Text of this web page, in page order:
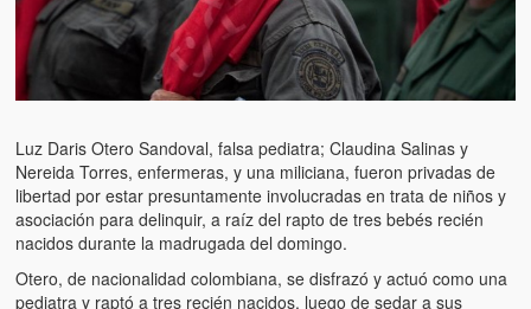
Luz Daris Otero Sandoval, falsa pediatra; Claudina Salinas y
Nereida Torres, enfermeras, y una miliciana, fueron privadas de
libertad por estar presuntamente involucradas en trata de niños y
asociación para delinquir, a raíz del rapto de tres bebés recién
nacidos durante la madrugada del domingo.
Otero, de nacionalidad colombiana, se disfrazó y actuó como una
pediatra y raptó a tres recién nacidos, luego de sedar a sus